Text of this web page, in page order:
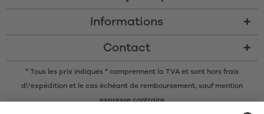
Informations
Contact
* Tous les prix indiqués * comprennent la TVA et sont hors frais
d\'expédition et le cas échéant de remboursement, sauf mention
expresse contraire